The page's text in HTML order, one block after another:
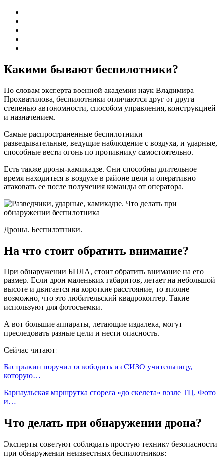
Какими бывают беспилотники?
По словам эксперта военной академии наук Владимира
Прохватилова, беспилотники отличаются друг от друга
степенью автономности, способом управления, конструкцией
и назначением.
Самые распространенные беспилотники —
разведывательные, ведущие наблюдение с воздуха, и ударные,
способные вести огонь по противнику самостоятельно.
Есть также дроны-камикадзе. Они способны длительное
время находиться в воздухе в районе цели и оперативно
атаковать ее после получения команды от оператора.
Дроны. Беспилотники.
На что стоит обратить внимание?
При обнаружении БПЛА, стоит обратить внимание на его
размер. Если дрон маленьких габаритов, летает на небольшой
высоте и двигается на короткие расстояние, то вполне
возможно, что это любительский квадрокоптер. Такие
используют для фотосъемки.
А вот большие аппараты, летающие издалека, могут
преследовать разные цели и нести опасность.
Сейчас читают:
Бастрыкин поручил освободить из СИЗО учительницу,
которую…
Барнаульская маршрутка сгорела «до скелета» возле ТЦ. Фото
и…
Что делать при обнаружении дрона?
Эксперты советуют соблюдать простую технику безопасности
при обнаружении неизвестных беспилотников: